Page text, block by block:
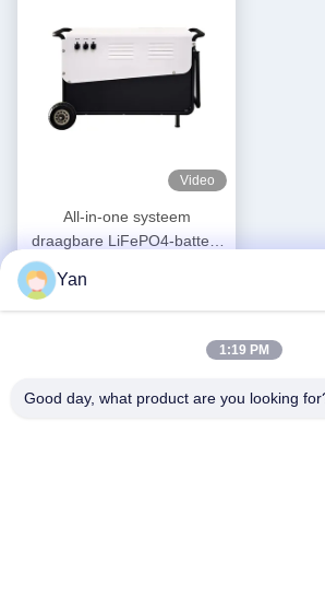
Video
All-in-one systeem
draagbare LiFePO4-batterij
met grote capaciteit voor
energieopslag in
huishoudens
Krijg Beste Prijs
Yan
1:19 PM
Good day, what product are you looking